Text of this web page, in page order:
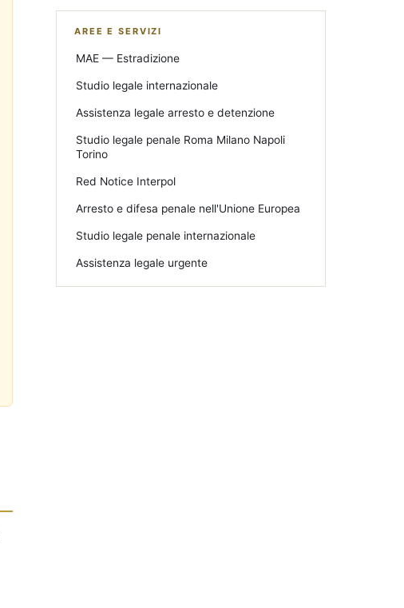
AREE E SERVIZI
MAE — Estradizione
Studio legale internazionale
Assistenza legale arresto e detenzione
Studio legale penale Roma Milano Napoli
Torino
Red Notice Interpol
Arresto e difesa penale nell'Unione Europea
Studio legale penale internazionale
Assistenza legale urgente